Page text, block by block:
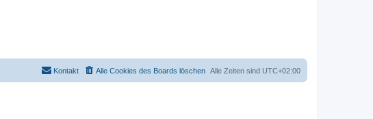
Alle Zeiten sind UTC+02:00
Alle Cookies des Boards löschen
Kontakt